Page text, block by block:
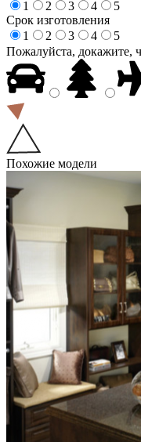
1 2 3 4
5
Срок изготовления
1
2 3 4
5
Пожалуйста, докажите,
Похожие модели